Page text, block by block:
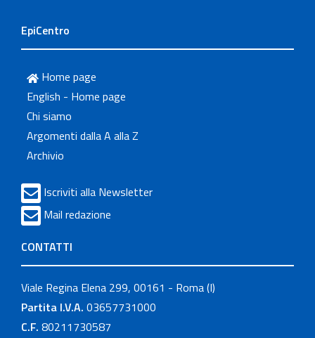
EpiCentro
Home page
English - Home page
Chi siamo
Argomenti dalla A alla Z
Archivio
Iscriviti alla Newsletter
Mail redazione
CONTATTI
Viale Regina Elena 299, 00161 - Roma (I)
Partita I.V.A. 03657731000
C.F. 80211730587